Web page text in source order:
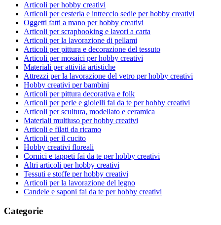
Articoli per hobby creativi
Articoli per cesteria e intreccio sedie per hobby creativi
Oggetti fatti a mano per hobby creativi
Articoli per scrapbooking e lavori a carta
Articoli per la lavorazione di pellami
Articoli per pittura e decorazione del tessuto
Articoli per mosaici per hobby creativi
Materiali per attività artistiche
Attrezzi per la lavorazione del vetro per hobby creativi
Hobby creativi per bambini
Articoli per pittura decorativa e folk
Articoli per perle e gioielli fai da te per hobby creativi
Articoli per scultura, modellato e ceramica
Materiali multiuso per hobby creativi
Articoli e filati da ricamo
Articoli per il cucito
Hobby creativi floreali
Cornici e tappeti fai da te per hobby creativi
Altri articoli per hobby creativi
Tessuti e stoffe per hobby creativi
Articoli per la lavorazione del legno
Candele e saponi fai da te per hobby creativi
Categorie